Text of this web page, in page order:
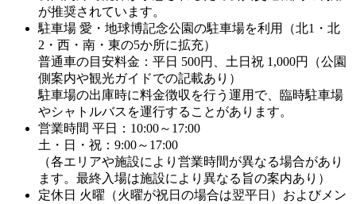
が推奨されています。
駐車場 愛・地球博記念公園の駐車場を利用（北1・北
2・西・南・東の5か所に拡充）
普通車の目安料金：平日 500円、土日祝 1,000円（公園
側案内や観光ガイドでの記載あり）
駐車場の出庫時に料金徴収を行う運用で、臨時駐車場
やシャトルバスを運行することがあります。
営業時間 平日：10:00～17:00
土・日・祝：9:00～17:00
（各エリアや施設により営業時間が異なる場合があり
ます。最終入場は施設により異なる旨の案内あり）
定休日 火曜（火曜が祝日の場合は翌平日）およびメン